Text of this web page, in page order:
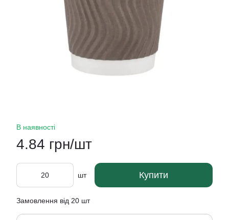
В наявності
4.84 грн/шт
шт Купити
Замовлення від 20 шт